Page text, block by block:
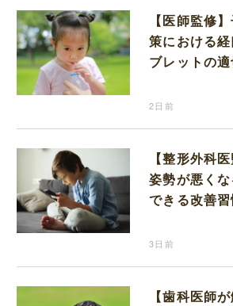
【医師監修
策における
ブレットの
2日前
【整形外科
姿勢が悪く
できる改善
3日前
【歯科医師